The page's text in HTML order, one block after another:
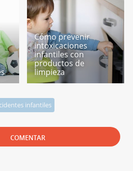
Cómo prevenir
intoxicaciones
infantiles con
productos de
limpieza
infantiles
COMENTAR